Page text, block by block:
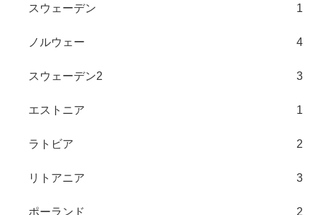
スウェーデン 1
ノルウェー 4
スウェーデン2 3
エストニア 1
ラトビア 2
リトアニア 3
ポーランド 2